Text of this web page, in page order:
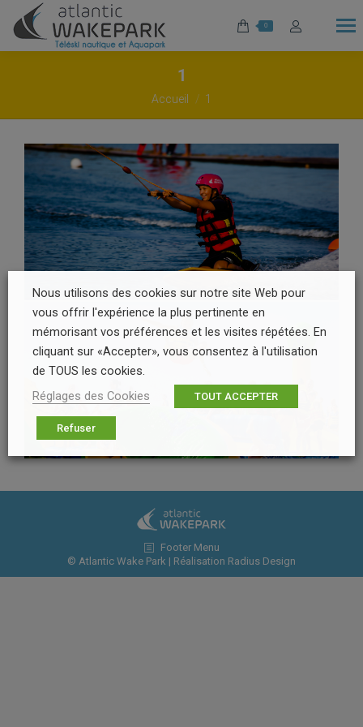
0
1
Vous êtes ici :
Accueil 1
Footer Menu
© Atlantic Wake Park | Réalisation Radius Design
Nous utilisons des cookies sur notre site Web pour
vous offrir l'expérience la plus pertinente en
mémorisant vos préférences et les visites répétées. En
cliquant sur «Accepter», vous consentez à l'utilisation
de TOUS les cookies.
Réglages des Cookies
TOUT ACCEPTER
Refuser